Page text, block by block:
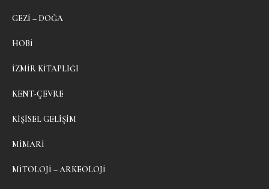
GEZI – DOĞA
HOBI
İZMIR KITAPLIĞI
KENT-ÇEVRE
KIŞISEL GELIŞIM
MIMARI
MITOLOJI – ARKEOLOJI